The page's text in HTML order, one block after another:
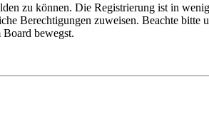
zu können. Die Registrierung ist in
Berechtigungen zuweisen. Beachte
bewegst.